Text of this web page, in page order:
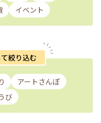
イベント
絞り込む
アートさんぽ
び